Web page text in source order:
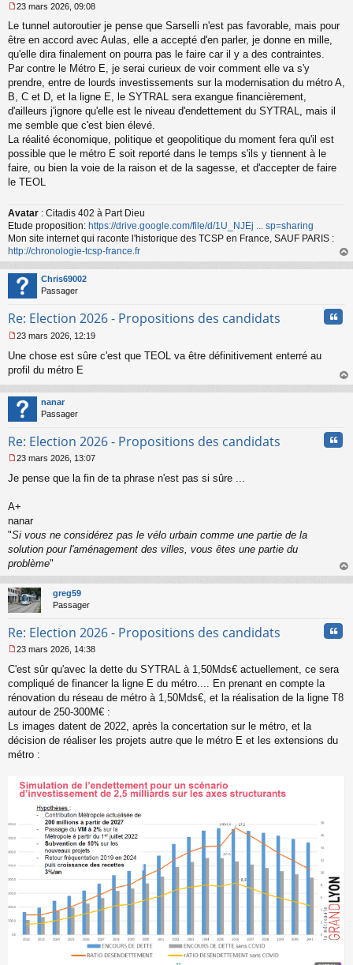
e
s
s
g
e
n
o
n
u
23 mars 2026, 09:08
Le tunnel autoroutier je pense que Sarselli n'est pas favorable, mais pour
être en accord avec Aulas, elle a accepté d'en parler, je donne en mille,
qu'elle dira finalement on pourra pas le faire car il y a des contraintes.
Par contre le Métro E, je serai curieux de voir comment elle va s'y
prendre, entre de lourds investissements sur la modernisation du métro A,
B, C et D, et la ligne E, le SYTRAL sera exangue financièrement,
d'ailleurs j'ignore qu'elle est le niveau d'endettement du SYTRAL, mais il
me semble que c'est bien élevé.
La réalité économique, politique et geopolitique du moment fera qu'il est
possible que le métro E soit reporté dans le temps s'ils y tiennent à le
faire, ou bien la voie de la raison et de la sagesse, et d'accepter de faire
le TEOL
Avatar : Citadis 402 à Part Dieu
Etude proposition: https://drive.google.com/file/d/1U_NJEj ... sp=sharing
Mon site internet qui raconte l'historique des TCSP en France, SAUF PARIS :
http://chronologie-tcsp-france.fr
au
Chris69002
Passager
Re: Election 2026 - Propositions des candidats
e
s
a
g
e
o
l
u
23 mars 2026, 12:19
Une chose est sûre c'est que TEOL va être définitivement enterré au
profil du métro E
au
nanar
Passager
Re: Election 2026 - Propositions des candidats
e
s
g
e
n
o
l
u
23 mars 2026, 13:07
Je pense que la fin de ta phrase n'est pas si sûre ...
A+
nanar
"Si vous ne considérez pas le vélo urbain comme une partie de la
solution pour l'aménagement des villes, vous êtes une partie du
problème"
au
greg59
Passager
Re: Election 2026 - Propositions des candidats
e
s
g
e
n
o
u
23 mars 2026, 14:38
C'est sûr qu'avec la dette du SYTRAL à 1,50Mds€ actuellement, ce sera
compliqué de financer la ligne E du métro.... En prenant en compte la
rénovation du réseau de métro à 1,50Mds€, et la réalisation de la ligne T8
autour de 250-300M€ :
Ls images datent de 2022, après la concertation sur le métro, et la
décision de réaliser les projets autre que le métro E et les extensions du
métro :